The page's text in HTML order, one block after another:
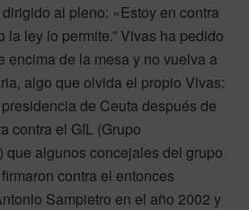
al pleno: «Estoy en contra
la ley lo permite.” Vivas ha pedido
encima de la mesa y no vuelva a
algo que olvida el propio Vivas:
de Ceuta después de
contra el GIL (Grupo
que algunos concejales del grupo
contra el entonces
Sampietro en el año 2002 y